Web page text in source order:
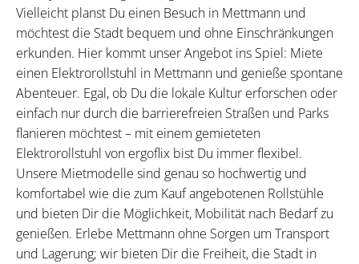
Vielleicht planst Du einen Besuch in Mettmann und
möchtest die Stadt bequem und ohne Einschränkungen
erkunden. Hier kommt unser Angebot ins Spiel: Miete
einen Elektrorollstuhl in Mettmann und genieße spontane
Abenteuer. Egal, ob Du die lokale Kultur erforschen oder
einfach nur durch die barrierefreien Straßen und Parks
flanieren möchtest – mit einem gemieteten
Elektrorollstuhl von ergoflix bist Du immer flexibel.
Unsere Mietmodelle sind genau so hochwertig und
komfortabel wie die zum Kauf angebotenen Rollstühle
und bieten Dir die Möglichkeit, Mobilität nach Bedarf zu
genießen. Erlebe Mettmann ohne Sorgen um Transport
und Lagerung; wir bieten Dir die Freiheit, die Stadt in